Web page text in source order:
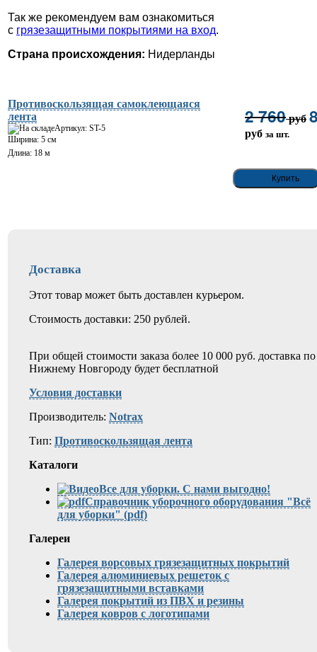
Так же рекомендуем вам ознакомиться
с грязезащитными покрытиями на вход.
Страна происхождения: Нидерланды
Противоскользящая самоклеющаяся
лента
Артикул: ST-5
Ширина: 5 см
Длина: 18 м
2 760руб
руб за шт.
Доставка
Этот товар может быть доставлен курьером.
Стоимость доставки: 250 рублей.
При общей стоимости заказа более 10 000 руб. доставка по
Нижнему Новгороду будет бесплатной
Условия доставки
Производитель: Notrax
Тип: Противоскользящая лента
Каталоги
Все для уборки. С нами выгодно!
Справочник уборочного оборудования "Всё
для уборки" (pdf)
Галереи
Галерея ворсовых грязезащитных покрытий
Галерея алюминиевых решеток с
грязезащитными вставками
Галерея покрытий из ПВХ и резины
Галерея ковров с логотипами